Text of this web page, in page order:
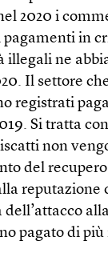
2020 i
in
illegali ne
Il settore
registrati
Si tratta
non
del
reputazione
pagato di